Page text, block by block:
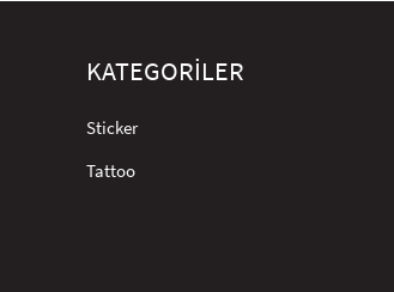
KATEGORİLER
Sticker
Tattoo